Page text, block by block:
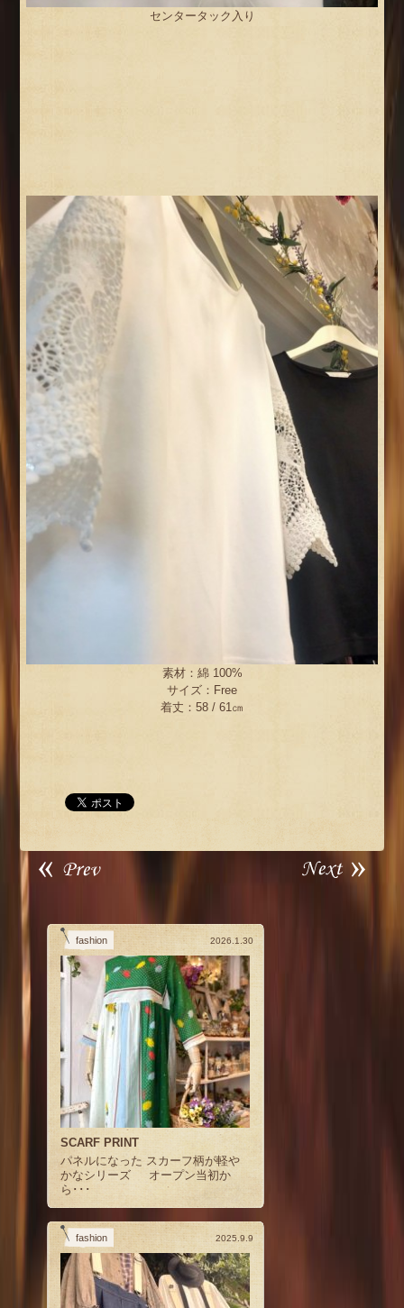
センタータック入り
素材：綿 100%
サイズ：Free
着丈：58 / 61㎝
fashion 2026.1.30
SCARF PRINT
パネルになった スカーフ柄が軽や
かなシリーズ オープン当初か
ら･･･
fashion 2025.9.9